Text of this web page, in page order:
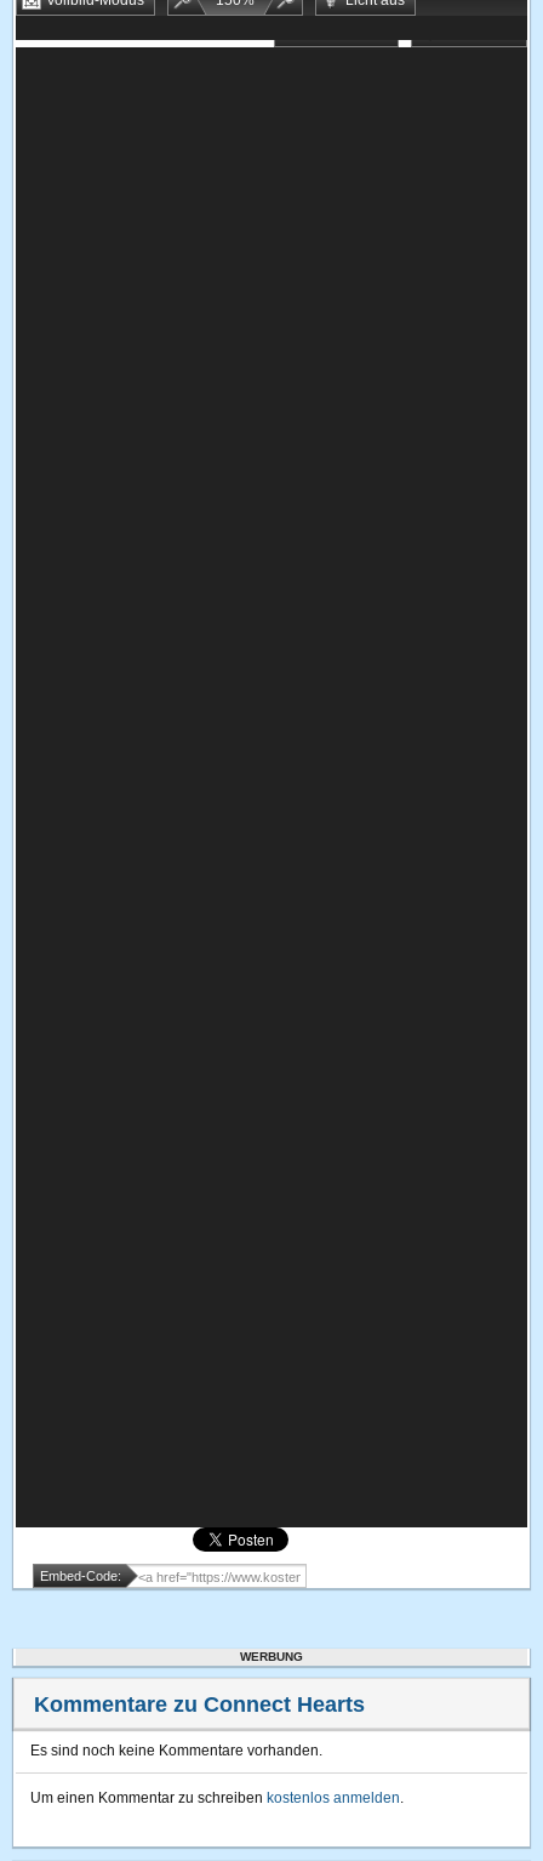
Embed-Code:
WERBUNG
Kommentare zu Connect Hearts
Es sind noch keine Kommentare vorhanden.
Um einen Kommentar zu schreiben kostenlos anmelden.